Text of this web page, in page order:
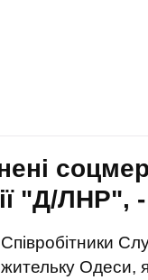
"Д/ЛНР",
Співробітники
жительку Одеси,